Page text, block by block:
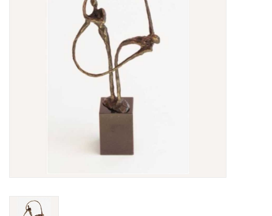
Glazen awards en trofeën
Relatiegeschenken